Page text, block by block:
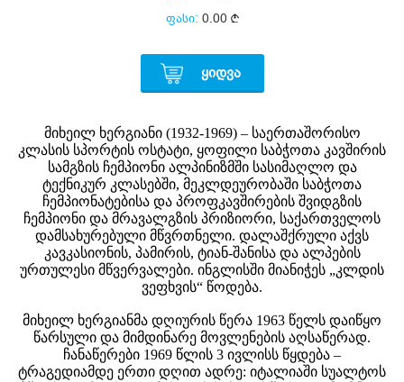
ფასი: 0.00
ᲧᲘᲓᲕᲐ
მიხეილ ხერგიანი (1932-1969) – საერთაშორისო
კლასის სპორტის ოსტატი, ყოფილი საბჭოთა კავშირის
სამგზის ჩემპიონი ალპინიზმში სასიმაღლო და
ტექნიკურ კლასებში, მეკლდეურობაში საბჭოთა
ჩემპიონატებისა და პროფკავშირების შვიდგზის
ჩემპიონი და მრავალგზის პრიზიორი, საქართველოს
დამსახურებული მწვრთნელი. დალაშქრული აქვს
კავკასიონის, პამირის, ტიან-შანისა და ალპების
ურთულესი მწვერვალები. ინგლისში მიანიჭეს „კლდის
ვეფხვის“ წოდება.
მიხეილ ხერგიანმა დღიურის წერა 1963 წელს დაიწყო
წარსული და მიმდინარე მოვლენების აღსაწერად.
ჩანაწერები 1969 წლის 3 ივლისს წყდება –
ტრაგედიამდე ერთი დღით ადრე: იტალიაში სუალტოს